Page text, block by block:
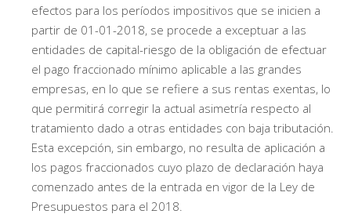
efectos para los períodos impositivos que se inicien a
partir de 01-01-2018, se procede a exceptuar a las
entidades de capital-riesgo de la obligación de efectuar
el pago fraccionado mínimo aplicable a las grandes
empresas, en lo que se refiere a sus rentas exentas, lo
que permitirá corregir la actual asimetría respecto al
tratamiento dado a otras entidades con baja tributación.
Esta excepción, sin embargo, no resulta de aplicación a
los pagos fraccionados cuyo plazo de declaración haya
comenzado antes de la entrada en vigor de la Ley de
Presupuestos para el 2018.